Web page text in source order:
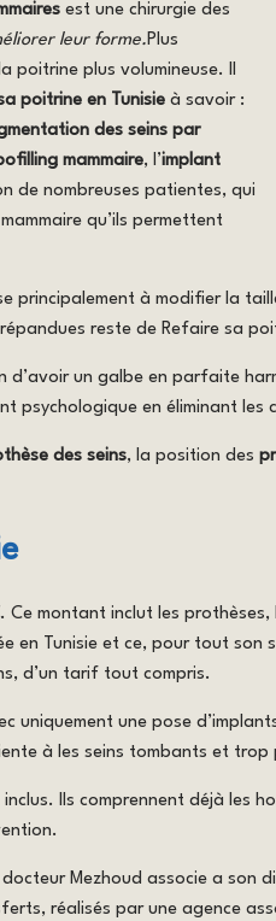
est une chirurgie des
leur forme.Plus
poitrine plus volumineuse. Il
poitrine en Tunisie à savoir :
des seins par
mammaire, l’implant
de nombreuses patientes, qui
qu’ils permettent
principalement à modifier la
reste de Refaire sa
un galbe en parfaite
psychologique en éliminant
des seins, la position des
. Ce montant inclut les
en Tunisie et ce, pour tout son
d’un tarif tout compris.
uniquement une pose
à les seins tombants et trop
Ils comprennent déjà les
Mezhoud associe a
réalisés par une agence